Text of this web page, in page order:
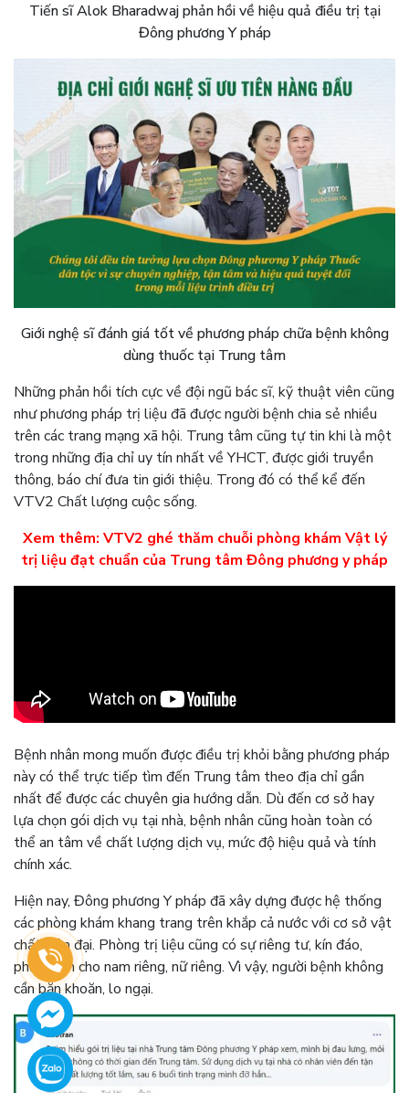
Tiến sĩ Alok Bharadwaj phản hồi về hiệu quả điều trị tại
Đông phương Y pháp
Giới nghệ sĩ đánh giá tốt về phương pháp chữa bệnh không
dùng thuốc tại Trung tâm
Những phản hồi tích cực về đội ngũ bác sĩ, kỹ thuật viên cũng
như phương pháp trị liệu đã được người bệnh chia sẻ nhiều
trên các trang mạng xã hội. Trung tâm cũng tự tin khi là một
trong những địa chỉ uy tín nhất về YHCT, được giới truyền
thông, báo chí đưa tin giới thiệu. Trong đó có thể kể đến
VTV2 Chất lượng cuộc sống.
Xem thêm: VTV2 ghé thăm chuỗi phòng khám Vật lý
trị liệu đạt chuẩn của Trung tâm Đông phương y pháp
Bệnh nhân mong muốn được điều trị khỏi bằng phương pháp
này có thể trực tiếp tìm đến Trung tâm theo địa chỉ gần
nhất để được các chuyên gia hướng dẫn. Dù đến cơ sở hay
lựa chọn gói dịch vụ tại nhà, bệnh nhân cũng hoàn toàn có
thể an tâm về chất lượng dịch vụ, mức độ hiệu quả và tính
chính xác.
Hiện nay, Đông phương Y pháp đã xây dựng được hệ thống
các phòng khám khang trang trên khắp cả nước với cơ sở vật
chất hiện đại. Phòng trị liệu cũng có sự riêng tư, kín đáo,
phân cách cho nam riêng, nữ riêng. Vì vậy, người bệnh không
cần băn khoăn, lo ngại.